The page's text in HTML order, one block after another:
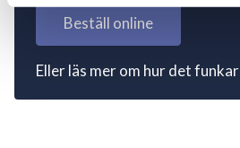
Beställ online
Eller läs mer om hur det funkar